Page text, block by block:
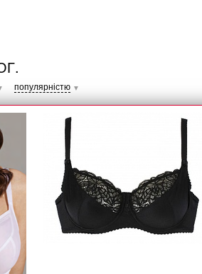
популярністю ▼